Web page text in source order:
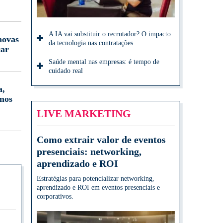
A IA vai substituir o recrutador? O impacto
da tecnologia nas contratações
Saúde mental nas empresas: é tempo de
cuidado real
LIVE MARKETING
Como extrair valor de eventos
presenciais: networking,
aprendizado e ROI
Estratégias para potencializar networking,
aprendizado e ROI em eventos presenciais e
corporativos.